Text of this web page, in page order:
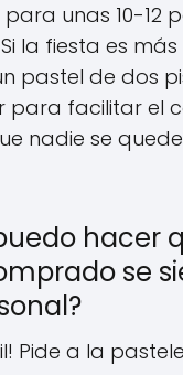
unas 10-12
la fiesta es
pastel de dos
para facilitar el
nadie se quede
hacer
se
Pide a la